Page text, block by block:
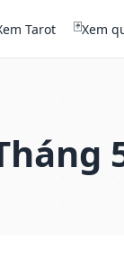
Tarot 🃏Xem